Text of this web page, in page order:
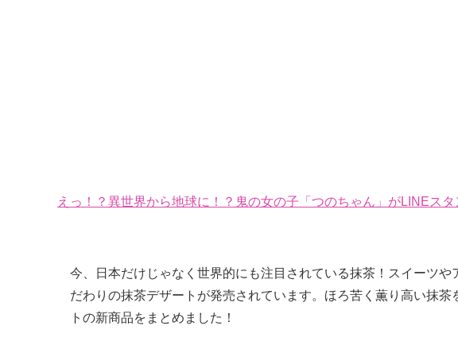
えっ！？異世界から地球に！？鬼の女の子「つのちゃん」がLINEスタ
今、日本だけじゃなく世界的にも注目されている抹茶！スイーツや
だわりの抹茶デザートが発売されています。ほろ苦く薫り高い抹
トの新商品をまとめました！